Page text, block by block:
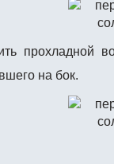
прохладной
на бок.